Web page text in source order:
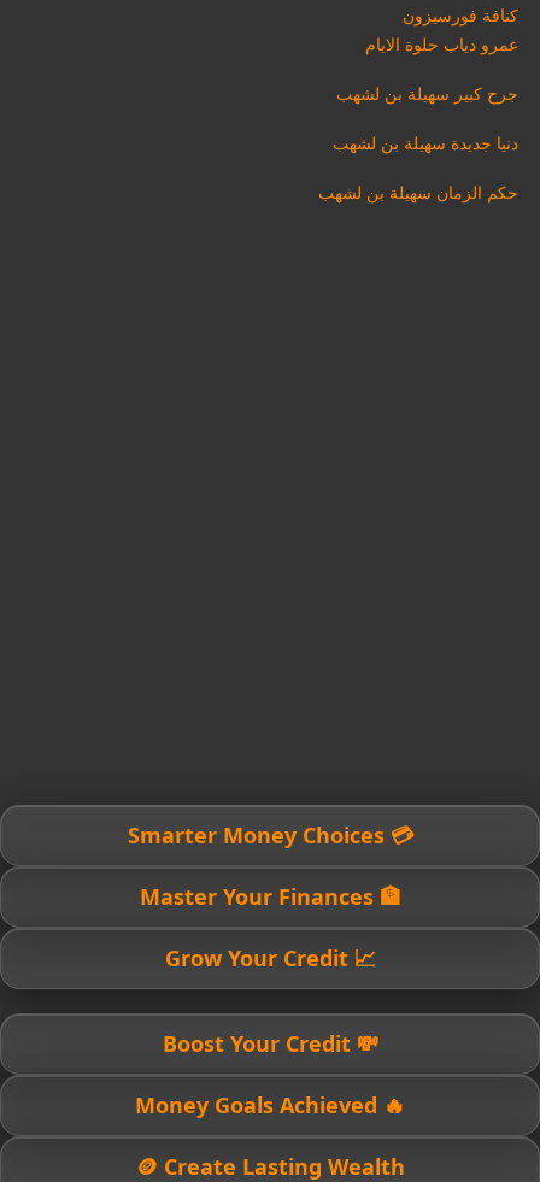
كنافة فورسيزون
عمرو دياب حلوة الايام
جرح كبير سهيلة بن لشهب
دنيا جديدة سهيلة بن لشهب
حكم الزمان سهيلة بن لشهب
💳 Smarter Money Choices
🏦 Master Your Finances
📈 Grow Your Credit
💸 Boost Your Credit
🔥 Money Goals Achieved
🪙 Create Lasting Wealth